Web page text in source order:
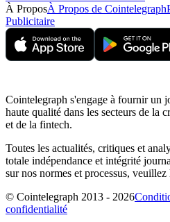
À ProposÀ Propos de Cointelegraph
Publicitaire
Cointelegraph s'engage à fournir un
haute qualité dans les secteurs de la
et de la fintech.
Toutes les actualités, critiques et
totale indépendance et intégrité
sur nos normes et processus,
© Cointelegraph 2013 - 2026
confidentialité